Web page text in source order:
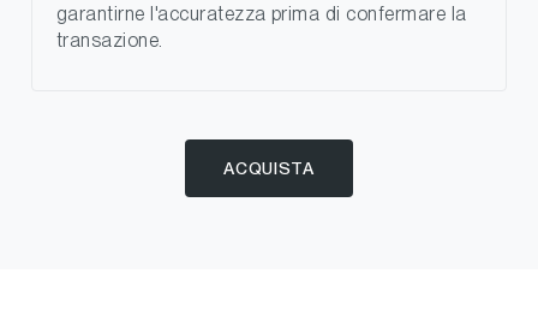
garantirne l'accuratezza prima di confermare la
transazione.
ACQUISTA